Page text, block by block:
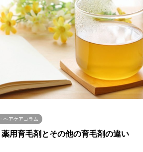
ヘアケアコラム
用育毛剤とその他の育毛剤の違い